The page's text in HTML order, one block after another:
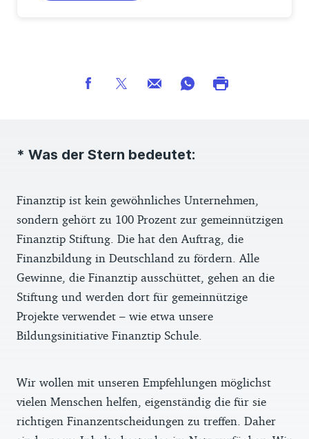
* Was der Stern bedeutet:
Finanztip ist kein gewöhnliches Unternehmen,
sondern gehört zu 100 Prozent zur gemeinnützigen
Finanztip Stiftung. Die hat den Auftrag, die
Finanzbildung in Deutschland zu fördern. Alle
Gewinne, die Finanztip ausschüttet, gehen an die
Stiftung und werden dort für gemeinnützige
Projekte verwendet – wie etwa unsere
Bildungsinitiative Finanztip Schule.
Wir wollen mit unseren Empfehlungen möglichst
vielen Menschen helfen, eigenständig die für sie
richtigen Finanzentscheidungen zu treffen. Daher